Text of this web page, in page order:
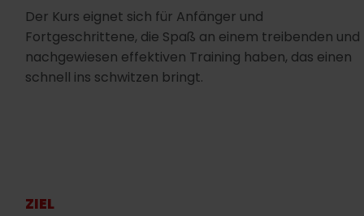
Der Kurs eignet sich für Anfänger und
Fortgeschrittene, die Spaß an einem treibenden und
nachgewiesen effektiven Training haben, das einen
schnell ins schwitzen bringt.
ZIEL